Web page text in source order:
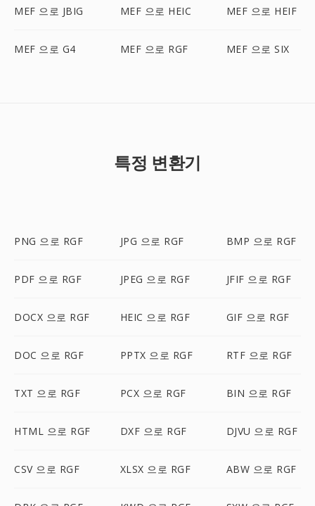
MEF 으로 JBIG MEF 으로 HEIC MEF 으로 HEIF
MEF 으로 G4 MEF 으로 RGF MEF 으로 SIX
특정 변환기
PNG 으로 RGF JPG 으로 RGF BMP 으로 RGF
PDF 으로 RGF JPEG 으로 RGF JFIF 으로 RGF
DOCX 으로 RGF HEIC 으로 RGF GIF 으로 RGF
DOC 으로 RGF PPTX 으로 RGF RTF 으로 RGF
TXT 으로 RGF PCX 으로 RGF BIN 으로 RGF
HTML 으로 RGF DXF 으로 RGF DJVU 으로 RGF
CSV 으로 RGF XLSX 으로 RGF ABW 으로 RGF